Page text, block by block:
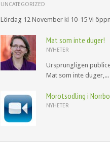
UNCATEGORIZED
Lördag 12 November kl 10-15 Vi
Mat som inte duger!
NYHETER
Ursprungligen
Mat som inte duger,...
Morotsodling i
NYHETER